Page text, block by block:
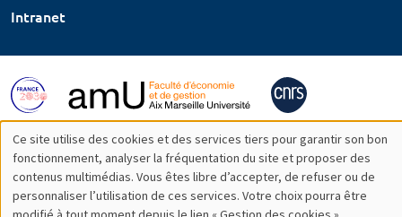
Intranet
Utilisation
des
Ce site utilise des cookies et des services tiers pour garantir son bon
fonctionnement, analyser la fréquentation du site et proposer des
contenus multimédias. Vous êtes libre d’accepter, de refuser ou de
personnaliser l’utilisation de ces services. Votre choix pourra être